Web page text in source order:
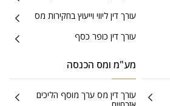
עורך דין ליווי וייעוץ בחקירות מס
עורך דין כופר כסף
מע"מ ומס הכנסה
עורך דין מס ערך מוסף הליכים